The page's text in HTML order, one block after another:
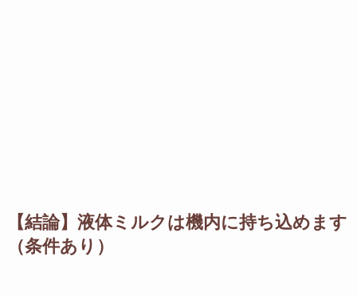
【結論】液体ミルクは機内に持ち込めます
（条件あり）